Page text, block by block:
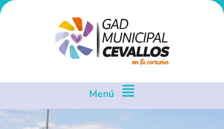
Menú